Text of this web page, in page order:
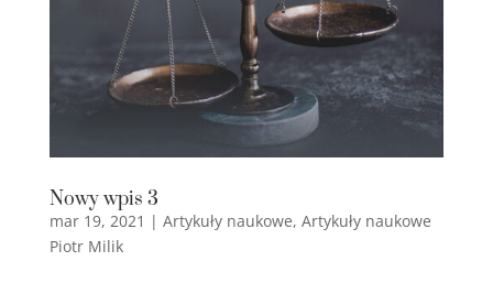
Nowy wpis 3
mar 19, 2021 | Artykuły naukowe, Artykuły naukowe
Piotr Milik